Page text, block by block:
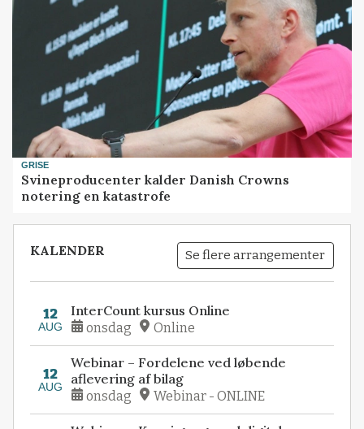
GRISE
Svineproducenter kalder Danish Crowns
notering en katastrofe
KALENDER Se flere arrangementer
12
AUG
InterCount kursus Online
onsdag Online
12
AUG
Webinar – Fordelene ved løbende
aflevering af bilag
onsdag Webinar - ONLINE